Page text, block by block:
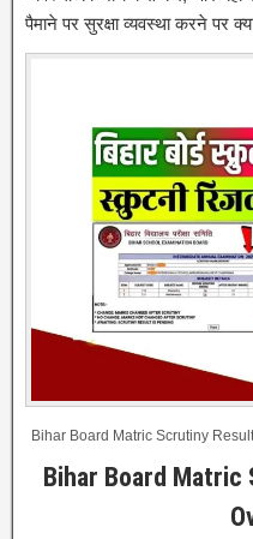
पैमाने पर सुरक्षा व्यवस्था करने पर
Bihar Board Matric Scrutiny
Bihar Board